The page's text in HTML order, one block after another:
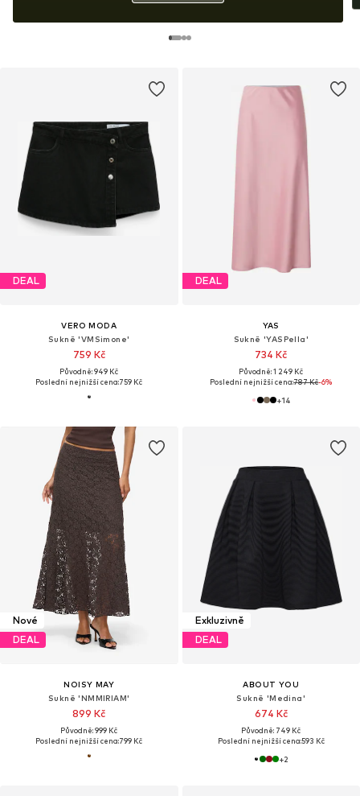
DEAL
VERO MODA
Sukně 'VMSimone'
759 Kč
Původně: 949 Kč
Poslední nejnižší cena:759 Kč
DEAL
YAS
Sukně 'YASPella'
734 Kč
Původně: 1 249 Kč
Poslední nejnižší cena:787 Kč-6%
+14
Nové
DEAL
NOISY MAY
Sukně 'NMMIRIAM'
899 Kč
Původně: 999 Kč
Poslední nejnižší cena:799 Kč
Exkluzivně
DEAL
ABOUT YOU
Sukně 'Medina'
674 Kč
Původně: 749 Kč
Poslední nejnižší cena:593 Kč
+2